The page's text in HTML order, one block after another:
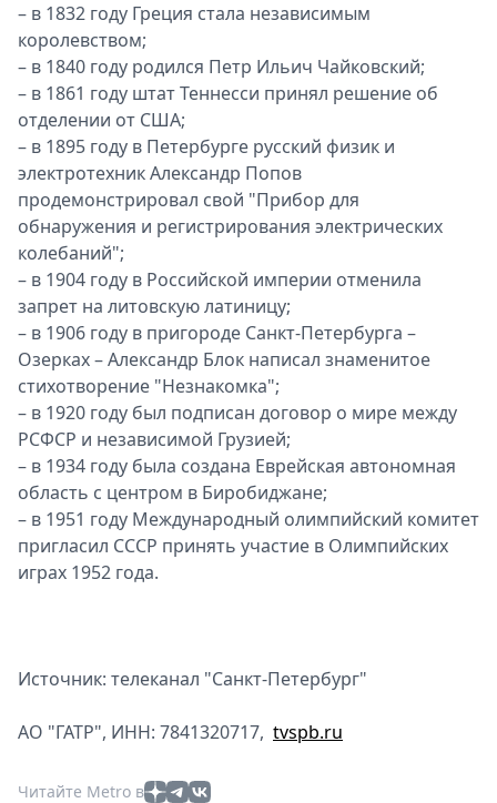
– в 1832 году Греция стала независимым
королевством;
– в 1840 году родился Петр Ильич Чайковский;
– в 1861 году штат Теннесси принял решение об
отделении от США;
– в 1895 году в Петербурге русский физик и
электротехник Александр Попов
продемонстрировал свой "Прибор для
обнаружения и регистрирования электрических
колебаний";
– в 1904 году в Российской империи отменила
запрет на литовскую латиницу;
– в 1906 году в пригороде Санкт-Петербурга –
Озерках – Александр Блок написал знаменитое
стихотворение "Незнакомка";
– в 1920 году был подписан договор о мире между
РСФСР и независимой Грузией;
– в 1934 году была создана Еврейская автономная
область с центром в Биробиджане;
– в 1951 году Международный олимпийский комитет
пригласил СССР принять участие в Олимпийских
играх 1952 года.
Источник: телеканал "Санкт-Петербург"
АО "ГАТР", ИНН: 7841320717, tvspb.ru
Читайте Metro в